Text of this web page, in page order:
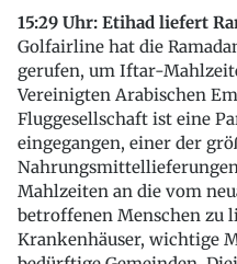
15:29 Uhr: Etihad liefert
Golfairline hat die
gerufen, um Iftar-
Vereinigten Arabischen
Fluggesellschaft ist eine
eingegangen, einer der
Mahlzeiten an die vom
betroffenen Menschen zu
Krankenhäuser, wichtige